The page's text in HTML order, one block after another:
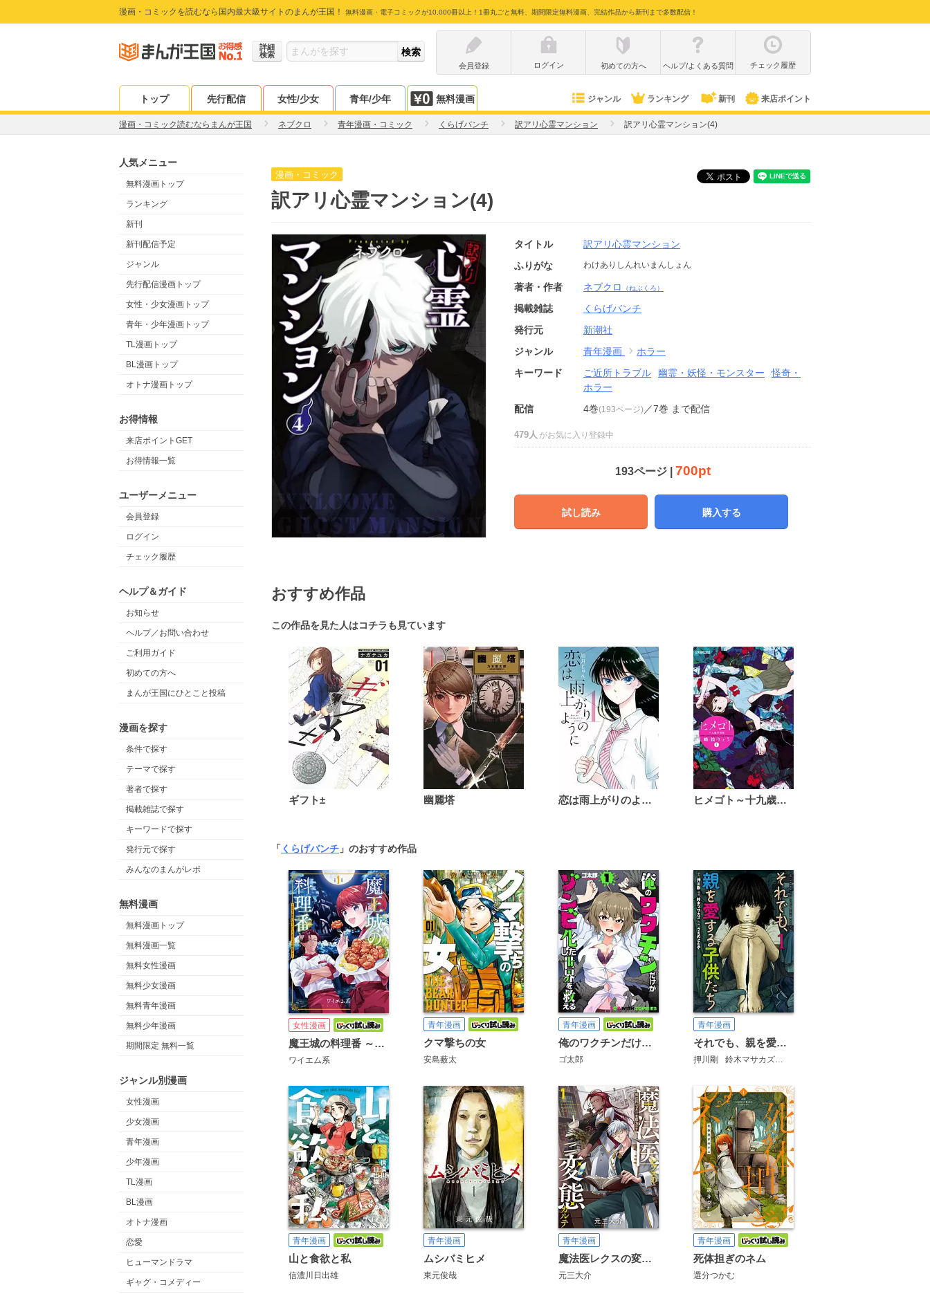
漫画・コミックを読むなら国内最大級サイトのまんが王国！ 無料漫画・電子コミックが10,000冊以上！1冊丸ごと無料、期間限定無料漫画、完結作品から新刊まで多数配信！
詳細
検索
会員登録
ログイン 初めての方へ ヘルプ/よくある質問 チェック履歴
トップ 先行配信 女性/少女 青年/少年 無料漫画 ジャンル ランキング 新刊 来店ポイント
漫画・コミック読むならまんが王国 ネブクロ 青年漫画・コミック くらげバンチ 訳アリ心霊マンション 訳アリ心霊マンション(4)
人気メニュー
無料漫画トップ
ランキング
新刊
新刊配信予定
ジャンル
先行配信漫画トップ
女性・少女漫画トップ
青年・少年漫画トップ
TL漫画トップ
BL漫画トップ
オトナ漫画トップ
お得情報
来店ポイントGET
お得情報一覧
ユーザーメニュー
会員登録
ログイン
チェック履歴
ヘルプ＆ガイド
お知らせ
ヘルプ／お問い合わせ
ご利用ガイド
初めての方へ
まんが王国にひとこと投稿
漫画を探す
条件で探す
テーマで探す
著者で探す
掲載雑誌で探す
キーワードで探す
発行元で探す
みんなのまんがレポ
無料漫画
無料漫画トップ
無料漫画一覧
無料女性漫画
無料少女漫画
無料青年漫画
無料少年漫画
期間限定 無料一覧
ジャンル別漫画
女性漫画
少女漫画
青年漫画
少年漫画
TL漫画
BL漫画
オトナ漫画
恋愛
ヒューマンドラマ
ギャグ・コメディー
漫画・コミック
訳アリ心霊マンション(4)
タイトル
訳アリ心霊マンション
ふりがな
わけありしんれいまんしょん
著者・作者 ネブクロ （ねぶくろ）
掲載雑誌
くらげバンチ
発行元
新潮社
ジャンル
青年漫画
ホラー
キーワード
ご近所トラブル 幽霊・妖怪・モンスター
怪奇・
ホラー
配信
4巻(193ページ) ／7巻 まで配信
479人 がお気に入り登録中
193ページ | 700pt
試し読み 購入する
おすすめ作品
この作品を見た人はコチラも見ています
ギフト± 幽麗塔 恋は雨上がりのように ヒメゴト～十九歳の制服～
「 くらげバンチ 」のおすすめ作品
女性漫画
魔王城の料理番 ～コワモテ魔族ばかりだけど、ホワイトな職場です～
ワイエム系
青年漫画
クマ撃ちの女
安島薮太
青年漫画
俺のワクチンだけがゾンビ化した世界を救える
ゴ太郎
青年漫画
それでも、親を愛する子供たち
押川剛 鈴木マサカズ うえのともや
青年漫画
山と食欲と私
信濃川日出雄
青年漫画
ムシバミヒメ
東元俊哉
青年漫画
魔法医レクスの変態カルテ
元三大介
青年漫画
死体担ぎのネム
選分つかむ